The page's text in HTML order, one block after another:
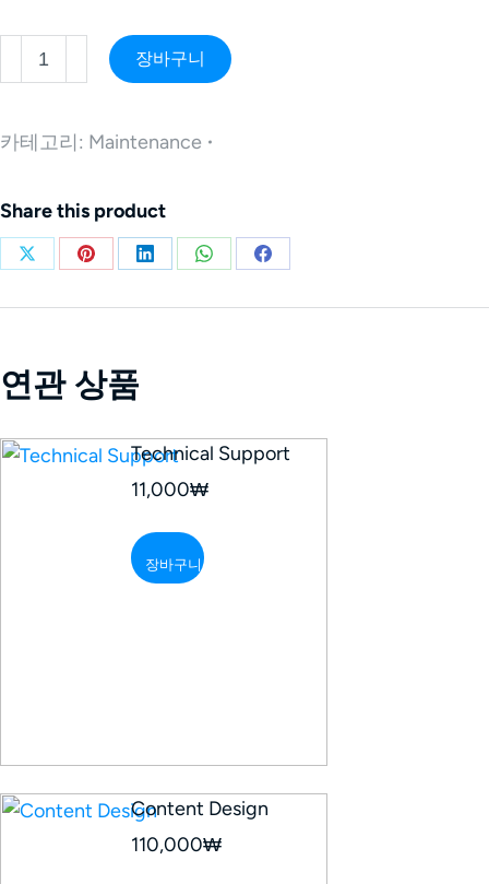
장바구니
카테고리: Maintenance
Share this product
연관 상품
Technical Support
11,000₩
장바구니
Content Design
110,000₩